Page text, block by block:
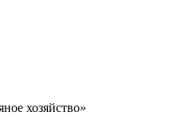
хозяйство»